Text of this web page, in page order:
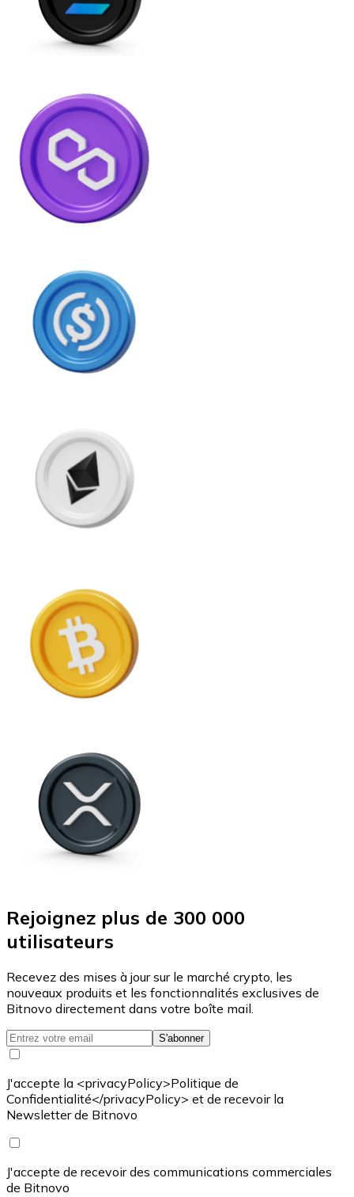
Rejoignez plus de 300 000
utilisateurs
Recevez des mises à jour sur le marché crypto, les
nouveaux produits et les fonctionnalités exclusives de
Bitnovo directement dans votre boîte mail.
S'abonner
J'accepte la <privacyPolicy>Politique de
Confidentialité</privacyPolicy> et de recevoir la
Newsletter de Bitnovo
J'accepte de recevoir des communications commerciales
de Bitnovo